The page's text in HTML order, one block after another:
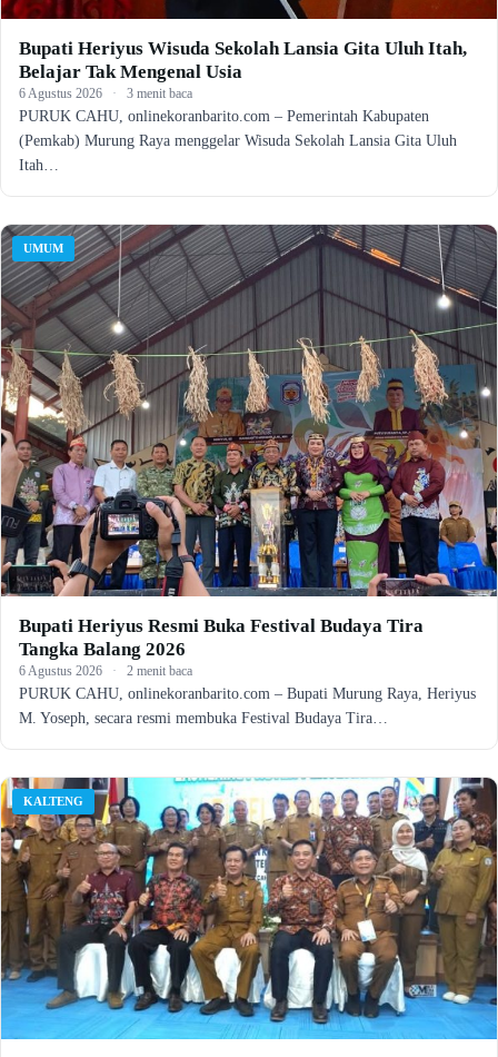
Bupati Heriyus Wisuda Sekolah Lansia Gita Uluh Itah,
Belajar Tak Mengenal Usia
6 Agustus 2026 · 3 menit baca
PURUK CAHU, onlinekoranbarito.com – Pemerintah Kabupaten
(Pemkab) Murung Raya menggelar Wisuda Sekolah Lansia Gita Uluh
Itah…
UMUM
Bupati Heriyus Resmi Buka Festival Budaya Tira
Tangka Balang 2026
6 Agustus 2026 · 2 menit baca
PURUK CAHU, onlinekoranbarito.com – Bupati Murung Raya, Heriyus
M. Yoseph, secara resmi membuka Festival Budaya Tira…
KALTENG